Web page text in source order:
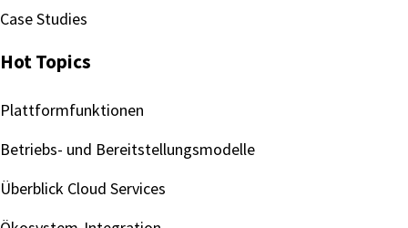
Case Studies
Hot Topics
Plattformfunktionen
Betriebs- und Bereitstellungsmodelle
Überblick Cloud Services